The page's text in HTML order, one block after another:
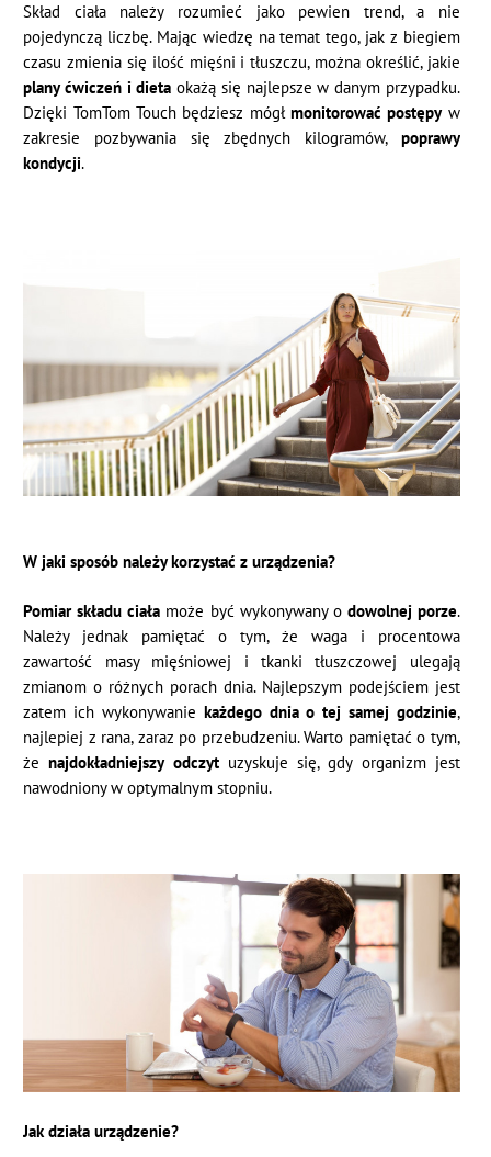
Skład ciała należy rozumieć jako pewien trend, a nie
pojedynczą liczbę. Mając wiedzę na temat tego, jak z biegiem
czasu zmienia się ilość mięśni i tłuszczu, można określić, jakie
plany ćwiczeń i dietaokażą się najlepsze w danym przypadku.
Dzięki TomTom Touch będziesz mógłmonitorować postępyw
zakresie pozbywania się zbędnych kilogramów, poprawy
kondycji.
W jaki sposób należy korzystać z urządzenia?
Pomiar składu ciała może być wykonywany o dowolnej porze.
Należy jednak pamiętać o tym, że waga i procentowa
zawartość masy mięśniowej i tkanki tłuszczowej ulegają
zmianom o różnych porach dnia. Najlepszym podejściem jest
zatem ich wykonywanie każdego dnia o tej samej godzinie,
najlepiej z rana, zaraz po przebudzeniu. Warto pamiętać o tym,
że najdokładniejszy odczytuzyskuje się, gdy organizm jest
nawodniony w optymalnym stopniu.
Jak działa urządzenie?